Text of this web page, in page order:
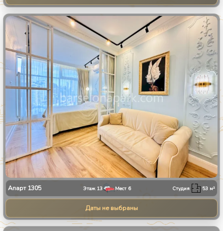
Апарт 1305 Этаж 13 Мест 6 Студия 53 м²
Даты не выбраны